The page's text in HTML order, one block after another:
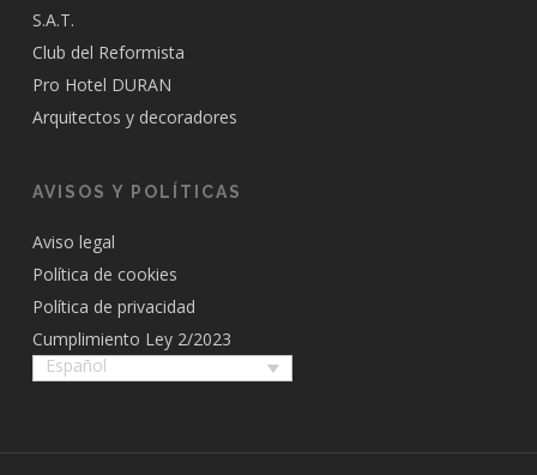
S.A.T.
Club del Reformista
Pro Hotel DURAN
Arquitectos y decoradores
AVISOS Y POLÍTICAS
Aviso legal
Política de cookies
Política de privacidad
Cumplimiento Ley 2/2023
Español